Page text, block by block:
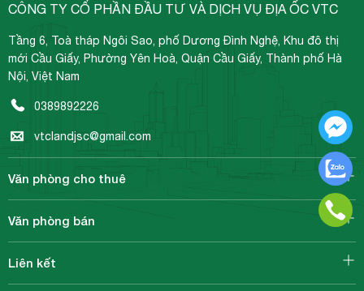
CÔNG TY CỔ PHẦN ĐẦU TƯ VÀ DỊCH VỤ ĐỊA ỐC VTC
Tầng 6, Toà tháp Ngôi Sao, phố Dương Đình Nghệ, Khu đô thị
mới Cầu Giấy, Phường Yên Hoà, Quận Cầu Giấy, Thành phố Hà
Nội, Việt Nam
0389892226
vtclandjsc@gmail.com
Văn phòng cho thuê
Văn phòng bán
Liên kết